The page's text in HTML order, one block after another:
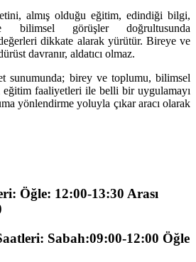
almış olduğu eğitim, edindiği bilgi,
bilimsel görüşler doğrultusunda
dikkate alarak yürütür. Bireye ve
davranır, aldatıcı olmaz.
sunumunda; birey ve toplumu, bilimsel
eğitim faaliyetleri ile belli bir uygulamayı
yönlendirme yoluyla çıkar aracı olarak
Öğle: 12:00-13:30 Arası
Sabah:09:00-12:00 Öğle